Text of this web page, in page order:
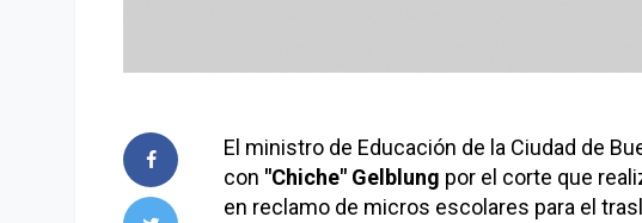
El ministro de Educación de la Ciudad de
con "Chiche" Gelblung por el corte que
en reclamo de micros escolares para el